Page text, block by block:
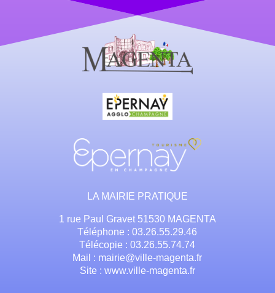
LA MAIRIE PRATIQUE
1 rue Paul Gravet 51530 MAGENTA
Téléphone : 03.26.55.29.46
Télécopie : 03.26.55.74.74
Mail : mairie@ville-magenta.fr
Site : www.ville-magenta.fr